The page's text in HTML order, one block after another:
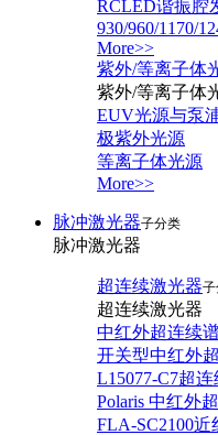
RCLED谐振腔
930/960/1170/
More>>
紫外/等离子体
紫外/等离子体
EUV光源与泵
极紫外光源
等离子体光源
More>>
脉冲激光器子分类
脉冲激光器
超连续激光器
超连续激光器
中红外超连续
开关型中红外
L15077-C7超连
Polaris 中红外
FLA-SC2100